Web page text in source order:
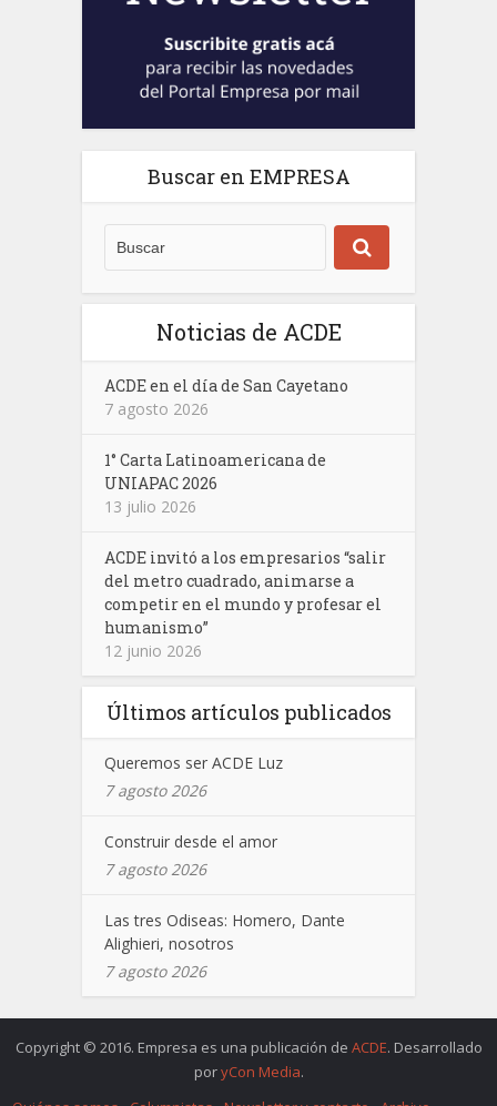
Buscar en EMPRESA
Noticias de ACDE
ACDE en el día de San Cayetano
7 agosto 2026
1° Carta Latinoamericana de
UNIAPAC 2026
13 julio 2026
ACDE invitó a los empresarios “salir
del metro cuadrado, animarse a
competir en el mundo y profesar el
humanismo”
12 junio 2026
Últimos artículos publicados
Queremos ser ACDE Luz
7 agosto 2026
Construir desde el amor
7 agosto 2026
Las tres Odiseas: Homero, Dante
Alighieri, nosotros
7 agosto 2026
Copyright © 2016. Empresa es una publicación de ACDE. Desarrollado
poryCon Media.